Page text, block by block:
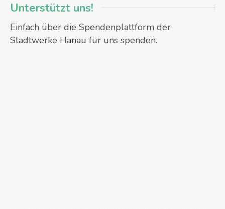
Unterstützt uns!
Einfach über die Spendenplattform der
Stadtwerke Hanau für uns spenden.